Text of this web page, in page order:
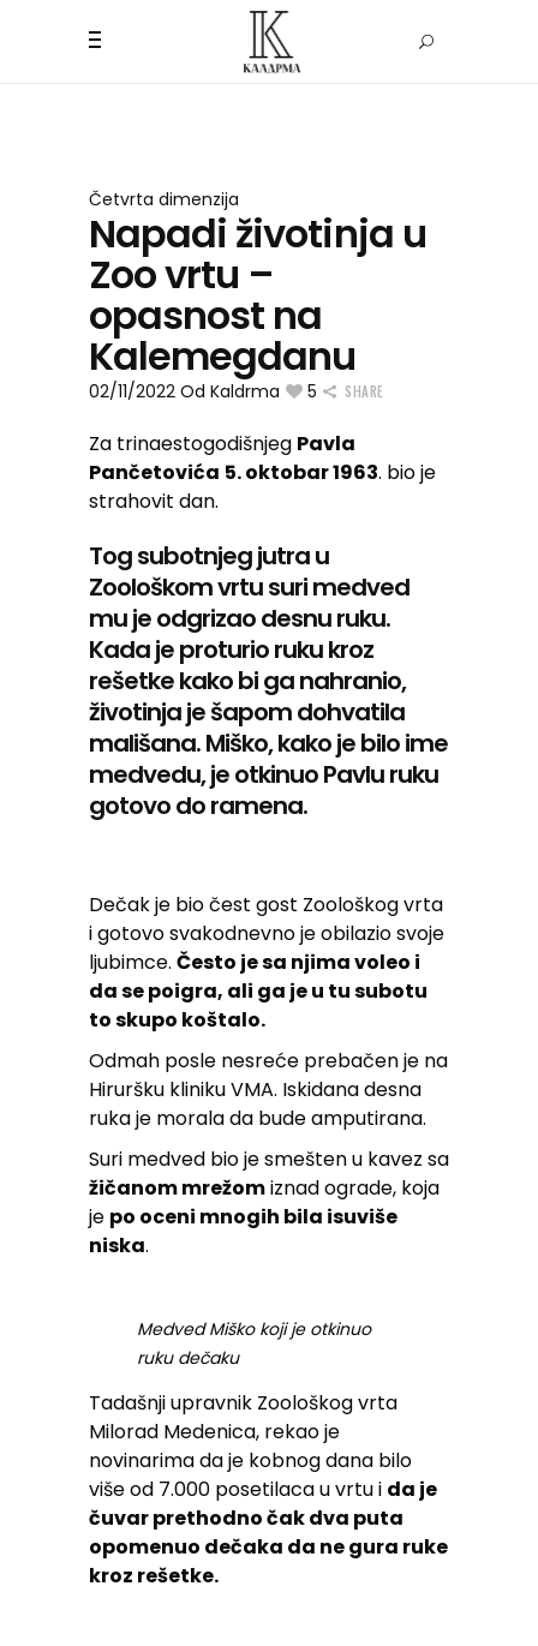
Četvrta dimenzija
Napadi životinja u
Zoo vrtu –
opasnost na
Kalemegdanu
02/11/2022 Od Kaldrma 5 SHARE
Za trinaestogodišnjeg Pavla
Pančetovića 5. oktobar 1963. bio je
strahovit dan.
Tog subotnjeg jutra u
Zoološkom vrtu suri medved
mu je odgrizao desnu ruku.
Kada je proturio ruku kroz
rešetke kako bi ga nahranio,
životinja je šapom dohvatila
mališana. Miško, kako je bilo ime
medvedu, je otkinuo Pavlu ruku
gotovo do ramena.
Dečak je bio čest gost Zoološkog vrta
i gotovo svakodnevno je obilazio svoje
ljubimce. Često je sa njima voleo i
da se poigra, ali ga je u tu subotu
to skupo koštalo.
Odmah posle nesreće prebačen je na
Hiruršku kliniku VMA. Iskidana desna
ruka je morala da bude amputirana.
Suri medved bio je smešten u kavez sa
žičanom mrežomiznad ograde, koja
je po oceni mnogih bila isuviše
niska.
Medved Miško koji je otkinuo
ruku dečaku
Tadašnji upravnik Zoološkog vrta
Milorad Medenica, rekao je
novinarima da je kobnog dana bilo
više od 7.000 posetilaca u vrtu i da je
čuvar prethodno čak dva puta
opomenuo dečaka da ne gura ruke
kroz rešetke.